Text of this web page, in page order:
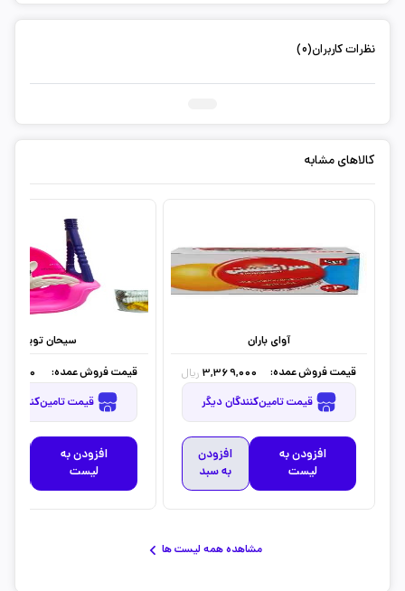
نظرات کاربران(0)
کالاهای مشابه
آوای باران
قیمت فروش عمده:
3,369,000 ریال
قیمت تامین‌کنندگان دیگر
افزودن به
لیست
افزودن
به سبد
سیحان تویز
قیمت فروش عمده:
قیمت تامین‌کنندگان دیگر
افزودن به
لیست
مشاهده همه لیست ها